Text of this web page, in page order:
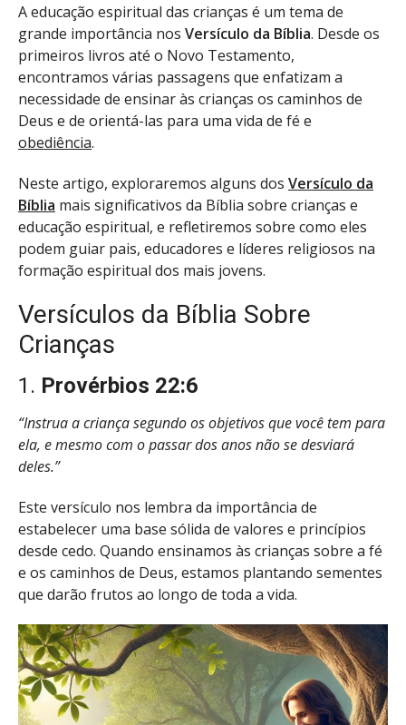
A educação espiritual das crianças é um tema de
grande importância nos Versículo da Bíblia. Desde os
primeiros livros até o Novo Testamento,
encontramos várias passagens que enfatizam a
necessidade de ensinar às crianças os caminhos de
Deus e de orientá-las para uma vida de fé e
obediência.
Neste artigo, exploraremos alguns dos Versículo da
Bíblia mais significativos da Bíblia sobre crianças e
educação espiritual, e refletiremos sobre como eles
podem guiar pais, educadores e líderes religiosos na
formação espiritual dos mais jovens.
Versículos da Bíblia Sobre
Crianças
1. Provérbios 22:6
“Instrua a criança segundo os objetivos que você tem para
ela, e mesmo com o passar dos anos não se desviará
deles.”
Este versículo nos lembra da importância de
estabelecer uma base sólida de valores e princípios
desde cedo. Quando ensinamos às crianças sobre a fé
e os caminhos de Deus, estamos plantando sementes
que darão frutos ao longo de toda a vida.